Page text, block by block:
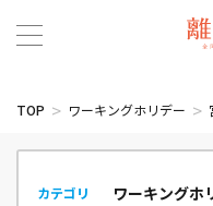
TOP ワーキングホリデー
カテゴリ